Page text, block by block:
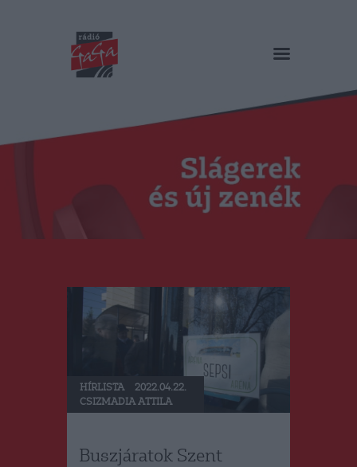
RÁDIÓ GAGA
Műsorok
Duma Duba
Podcast és videók
Stáb
Kapcsolat
RO
HÍRLISTA
2022.04.22.
CSIZMADIA ATTILA
Buszjáratok Szent